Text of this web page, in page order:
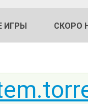
ИГРЫ СКОРО